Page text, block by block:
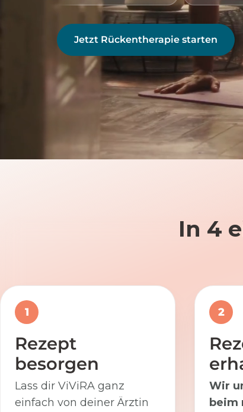
Jetzt Rückentherapie starten
In 4
1
Rezept
besorgen
Lass dir ViViRA ganz
einfach von deiner Ärztin
2
Wir
beim